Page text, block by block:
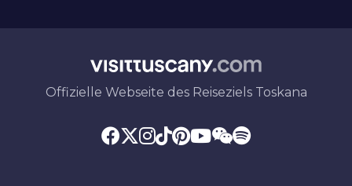
Offizielle Webseite des Reiseziels Toskana